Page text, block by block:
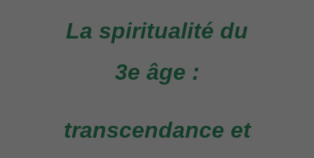
La spiritualité du
3e âge :
transcendance et